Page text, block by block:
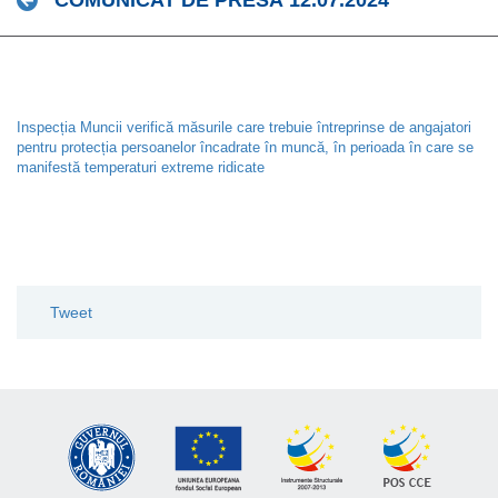
Inspecția Muncii verifică măsurile care trebuie întreprinse de angajatori
pentru protecția persoanelor încadrate în muncă, în perioada în care se
manifestă temperaturi extreme ridicate
Tweet